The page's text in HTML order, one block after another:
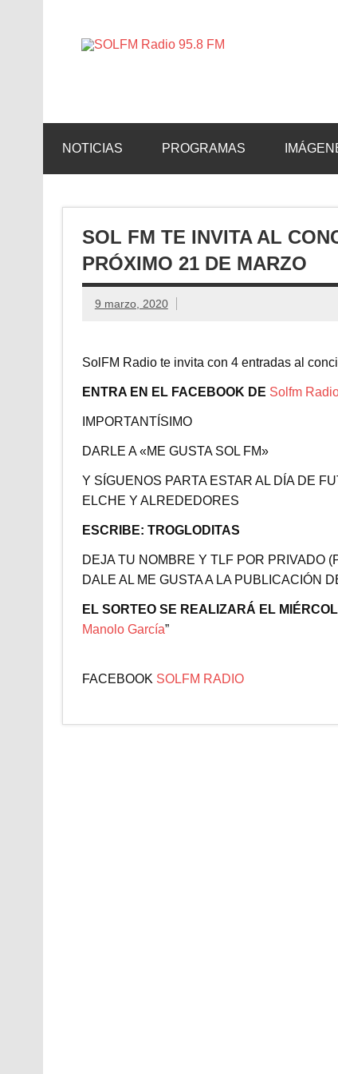
NOTICIAS PROGRAMAS
SOL FM TE INVITA AL
PRÓXIMO 21 DE MARZO
9 marzo, 2020
SolFM Radio te invita con 4 entradas al
ENTRA EN EL FACEBOOK DE Solfm
IMPORTANTÍSIMO
DARLE A «ME GUSTA SOL FM»
Y SÍGUENOS PARTA ESTAR AL DÍA DE
ELCHE Y ALREDEDORES
ESCRIBE: TROGLODITAS
DEJA TU NOMBRE Y TLF POR PRIVADO
DALE AL ME GUSTA A LA PUBLICACIÓN
EL SORTEO SE REALIZARÁ EL
Manolo García”
FACEBOOK SOLFM RADIO